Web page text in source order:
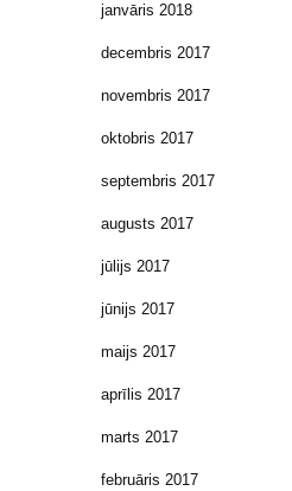
janvāris 2018
decembris 2017
novembris 2017
oktobris 2017
septembris 2017
augusts 2017
jūlijs 2017
jūnijs 2017
maijs 2017
aprīlis 2017
marts 2017
februāris 2017